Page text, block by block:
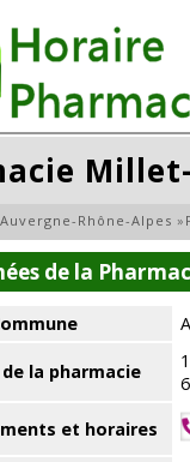
Auvergne-Rhône-Alpes »
de la
la pharmacie
et horaires